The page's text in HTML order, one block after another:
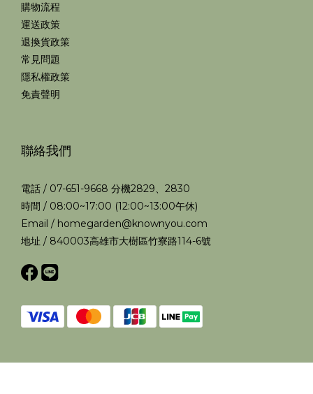
購物流程
運送政策
退換貨政策
常見問題
隱私權政策
免責聲明
聯絡我們
電話 / 07-651-9668 分機2829、2830
時間 / 08:00~17:00 (12:00~13:00午休)
Email / homegarden@knownyou.com
地址 / 840003高雄市大樹區竹寮路114-6號